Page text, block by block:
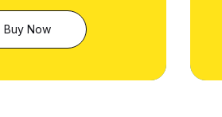
Buy Now